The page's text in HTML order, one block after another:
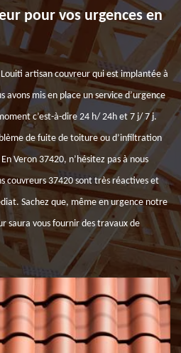
pour vos urgences en
artisan couvreur qui est implantée à
avons mis en place un service d’urgence
c’est-à-dire 24 h/ 24h et 7 j/ 7 j.
de fuite de toiture ou d’infiltration
Veron 37420, n’hésitez pas à nous
couvreurs 37420 sont très réactives et
Sachez que, même en urgence notre
saura vous fournir des travaux de